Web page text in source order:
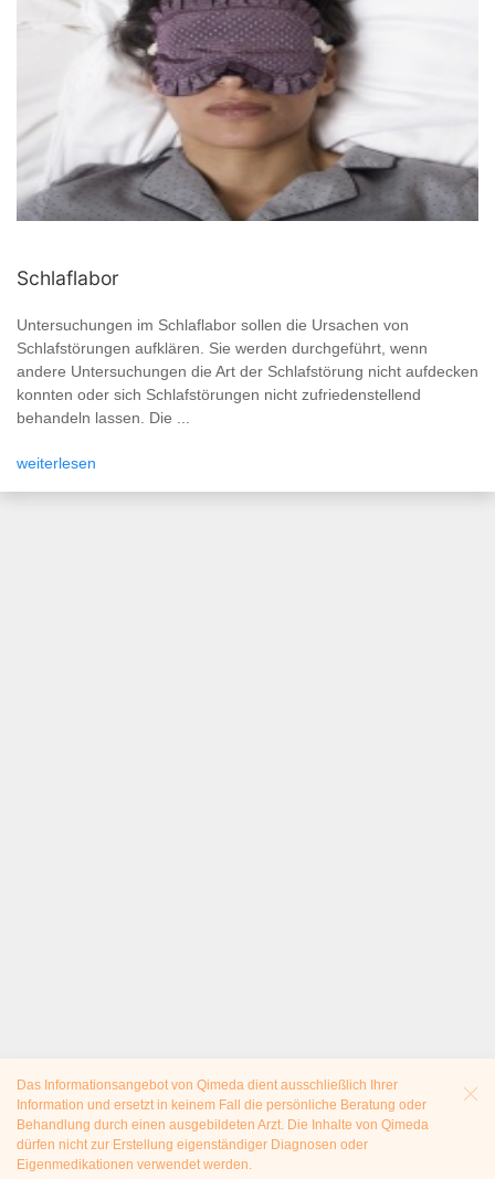
Schlaflabor
Untersuchungen im Schlaflabor sollen die Ursachen von
Schlafstörungen aufklären. Sie werden durchgeführt, wenn
andere Untersuchungen die Art der Schlafstörung nicht aufdecken
konnten oder sich Schlafstörungen nicht zufriedenstellend
behandeln lassen. Die ...
weiterlesen
Das Informationsangebot von Qimeda dient ausschließlich Ihrer
Information und ersetzt in keinem Fall die persönliche Beratung oder
Behandlung durch einen ausgebildeten Arzt. Die Inhalte von Qimeda
dürfen nicht zur Erstellung eigenständiger Diagnosen oder
Eigenmedikationen verwendet werden.